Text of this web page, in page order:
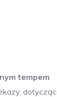
tempem